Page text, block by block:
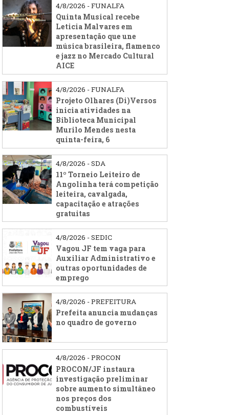
4/8/2026 - FUNALFA
Quinta Musical recebe
Leticia Malvares em
apresentação que une
música brasileira, flamenco
e jazz no Mercado Cultural
AICE
4/8/2026 - FUNALFA
Projeto Olhares (Di)Versos
inicia atividades na
Biblioteca Municipal
Murilo Mendes nesta
quinta-feira, 6
4/8/2026 - SDA
11º Torneio Leiteiro de
Angolinha terá competição
leiteira, cavalgada,
capacitação e atrações
gratuitas
4/8/2026 - SEDIC
Vagou JF tem vaga para
Auxiliar Administrativo e
outras oportunidades de
emprego
4/8/2026 - PREFEITURA
Prefeita anuncia mudanças
no quadro de governo
4/8/2026 - PROCON
PROCON/JF instaura
investigação preliminar
sobre aumento simultâneo
nos preços dos
combustíveis